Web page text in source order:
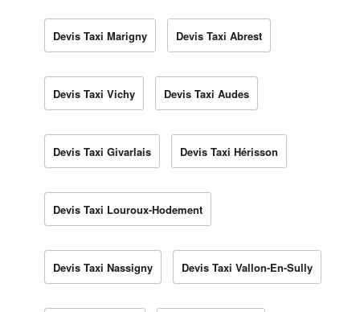
Devis Taxi Marigny Devis Taxi Abrest
Devis Taxi Vichy Devis Taxi Audes
Devis Taxi Givarlais Devis Taxi Hérisson
Devis Taxi Louroux-Hodement
Devis Taxi Nassigny Devis Taxi Vallon-En-Sully